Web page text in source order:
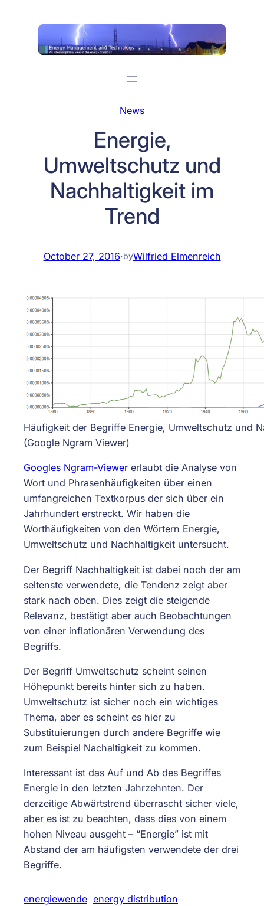
content
News
Energie,
Umweltschutz und
Nachhaltigkeit im
Trend
October 27, 2016·byWilfried Elmenreich
Häufigkeit der Begriffe Energie, Umweltschutz und
(Google Ngram Viewer)
Googles Ngram-Viewer erlaubt die Analyse von
Wort und Phrasenhäufigkeiten über einen
umfangreichen Textkorpus der sich über ein
Jahrhundert erstreckt. Wir haben die
Worthäufigkeiten von den Wörtern Energie,
Umweltschutz und Nachhaltigkeit untersucht.
Der Begriff Nachhaltigkeit ist dabei noch der am
seltenste verwendete, die Tendenz zeigt aber
stark nach oben. Dies zeigt die steigende
Relevanz, bestätigt aber auch Beobachtungen
von einer inflationären Verwendung des
Begriffs.
Der Begriff Umweltschutz scheint seinen
Höhepunkt bereits hinter sich zu haben.
Umweltschutz ist sicher noch ein wichtiges
Thema, aber es scheint es hier zu
Substituierungen durch andere Begriffe wie
zum Beispiel Nachaltigkeit zu kommen.
Interessant ist das Auf und Ab des Begriffes
Energie in den letzten Jahrzehnten. Der
derzeitige Abwärtstrend überrascht sicher viele,
aber es ist zu beachten, dass dies von einem
hohen Niveau ausgeht – “Energie” ist mit
Abstand der am häufigsten verwendete der drei
Begriffe.
energiewende energy distribution